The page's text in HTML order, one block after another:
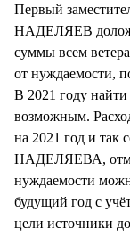
Первый
НАДЕЛЯЕВ
суммы всем
от нуждаемости,
В 2021 году найти
возможным.
на 2021 год и так
НАДЕЛЯЕВА,
нуждаемости
будущий год с
цели источники